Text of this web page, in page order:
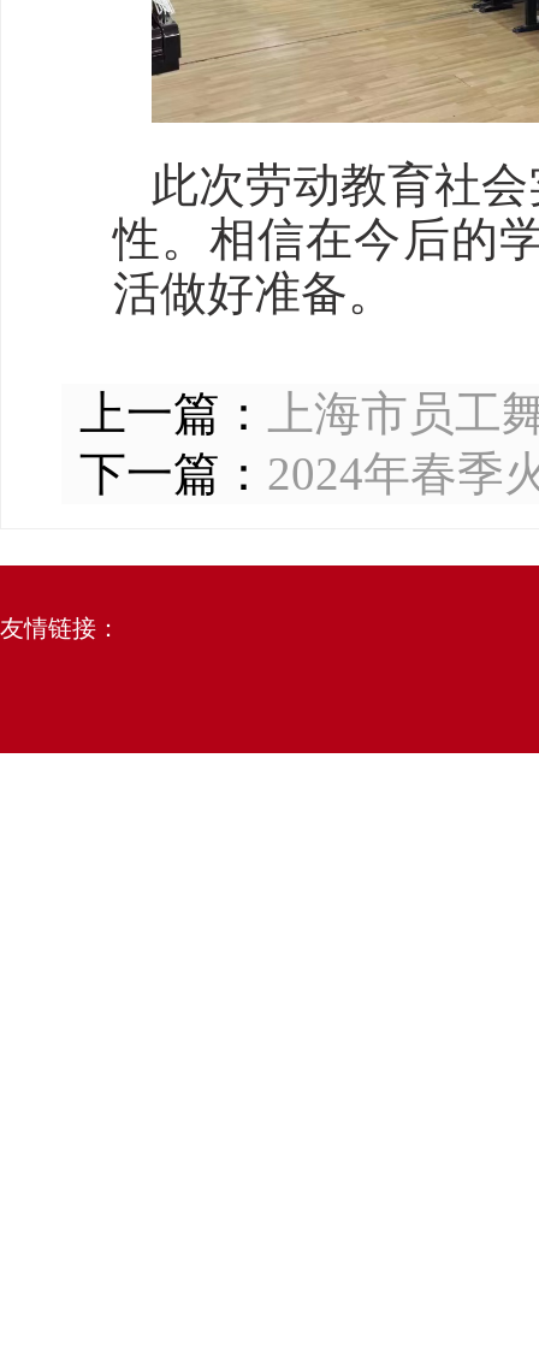
此次劳动教育社
性。相信在今后的
活做好准备。
上一篇：
上海市员工
下一篇： 2024年春季
友情链接：